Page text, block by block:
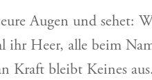
Augen und sehet:
ihr Heer, alle beim
Kraft bleibt Keines aus.